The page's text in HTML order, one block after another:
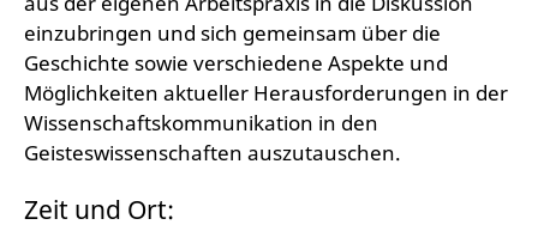
einzubringen und sich gemeinsam über die
Geschichte sowie verschiedene Aspekte und
Möglichkeiten aktueller Herausforderungen in der
Wissenschaftskommunikation in den
Geisteswissenschaften auszutauschen.
Zeit und Ort: